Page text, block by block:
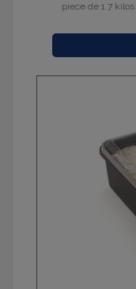
piece de 1.7